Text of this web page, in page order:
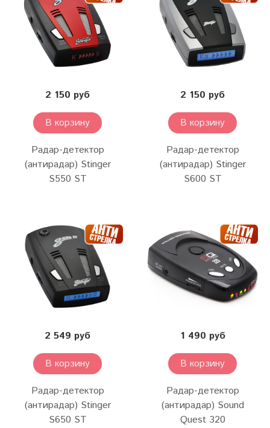
2 150 руб
В корзину
Радар-детектор
(антирадар) Stinger
S550 ST
2 150 руб
В корзину
Радар-детектор
(антирадар) Stinger
S600 ST
2 549 руб
В корзину
Радар-детектор
(антирадар) Stinger
S650 ST
1 490 руб
В корзину
Радар-детектор
(антирадар) Sound
Quest 320